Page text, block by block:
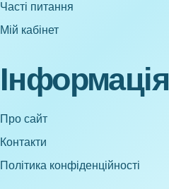
Часті питання
Мій кабінет
Інформація
Про сайт
Контакти
Політика конфіденційності